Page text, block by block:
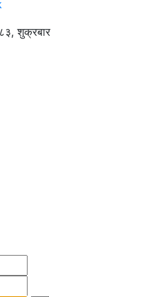
शुक्रबार